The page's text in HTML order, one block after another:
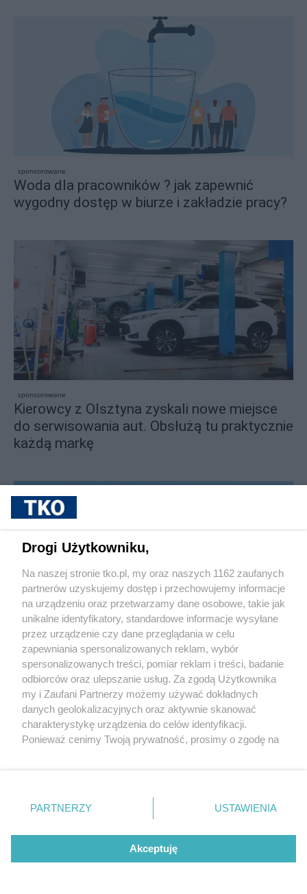
sponsorowane
Woda dla pracowników ? jak zapewnić
wygodny dostęp w biurze i zakładzie pracy?
sponsorowane
Kierowcy z Olsztyna zyskali nowe miejsce
do serwisowania aut. Obsłużą tu praktycznie
każdą markę
sponsorowane
Zielona rewolucja w Gutkowie. Niższe
rachunki dla mieszkańców na Osiedlu SLOW
Drogi Użytkowniku,
Na naszej stronie tko.pl, my oraz naszych 1162 zaufanych
partnerów uzyskujemy dostęp i przechowujemy informacje
na urządzeniu oraz przetwarzamy dane osobowe, takie jak
unikalne identyfikatory, standardowe informacje wysyłane
przez urządzenie czy dane przeglądania w celu
zapewniania spersonalizowanych reklam, wybór
spersonalizowanych treści, pomiar reklam i treści, badanie
odbiorców oraz ulepszanie usług. Za zgodą Użytkownika
my i Zaufani Partnerzy możemy używać dokładnych
danych geolokalizacyjnych oraz aktywnie skanować
charakterystykę urządzenia do celów identyfikacji.
Ponieważ cenimy Twoją prywatność, prosimy o zgodę na
znajdujący się w lewym dolnym rogu strony
. Niektóre
rodzaje przetwarzania danych nie wymagają zgody
użytkownika, ale masz prawo sprzeciwić się takiemu
przetwarzaniu. Preferencje będą miały zastosowania tylko
na tej witrynie.
PARTNERZY USTAWIENIA
Akceptuję